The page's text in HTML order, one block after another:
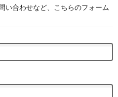
い合わせなど、こちらのフォーム